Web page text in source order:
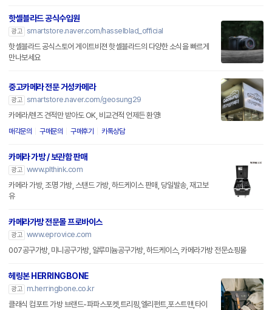
핫셀블라드 공식수입원
광고 smartstore.naver.com/hasselblad_official
핫셀블라드 공식스토어 게이트비젼 핫셀블라드의 다양한 소식을 빠르게
만나보세요
중고카메라 전문 거성카메라
광고 smartstore.naver.com/geosung29
카메라/렌즈 견적만 받아도 OK, 비교견적 언제든 환영!
매각문의 구매문의 구매후기 카톡상담
카메라 가방 / 보관함 판매
광고 www.plthink.com
카메라 가방, 조명 가방, 스탠드 가방, 하드케이스 판매, 당일발송, 재고보
유
카메라가방 전문몰 프로바이스
광고 www.eprovice.com
007공구가방, 미니공구가방, 알루미늄공구가방, 하드케이스, 카메라가방 전문쇼핑몰
헤링본 HERRINGBONE
광고
m.herringbone.co.kr
클래식 컴포트 가방 브랜드-파파스포켓,트리핑,엘리펀트,포스트맨,타이